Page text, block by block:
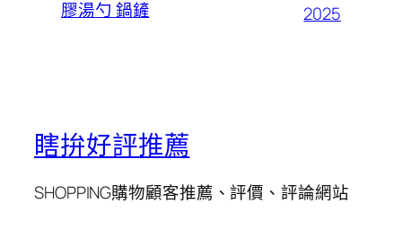
膠湯勺 鍋鏟
2025
瞎拚好評推薦
SHOPPING購物顧客推薦、評價、評論網站